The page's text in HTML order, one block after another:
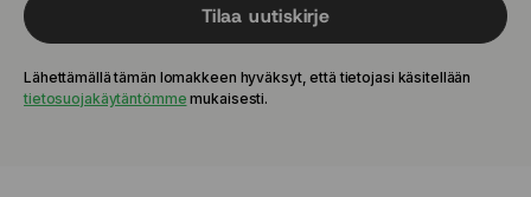
Tilaa uutiskirje
Lähettämällä tämän lomakkeen hyväksyt, että tietojasi käsitellään
tietosuojakäytäntömme mukaisesti.